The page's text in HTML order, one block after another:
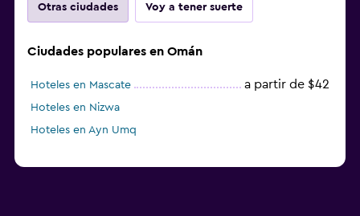
Otras ciudades Voy a tener suerte
Ciudades populares en Omán
Hoteles en Mascate a partir de $42
Hoteles en Nizwa
Hoteles en Ayn Umq